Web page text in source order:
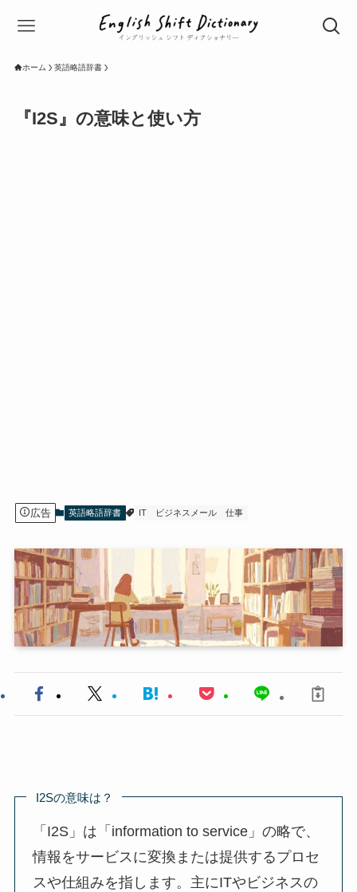
ホーム 英語略語辞書
『I2S』の意味と使い方
広告 英語略語辞書 IT ビジネスメール 仕事
I2Sの意味は？
「I2S」は「information to service」の略で、
情報をサービスに変換または提供するプロセ
スや仕組みを指します。主にITやビジネスの